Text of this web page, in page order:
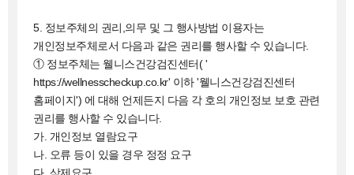
5. 정보주체의 권리,의무 및 그 행사방법 이용자는
개인정보주체로서 다음과 같은 권리를 행사할 수 있습니다.
① 정보주체는 웰니스건강검진센터( '
https://wellnesscheckup.co.kr' 이하 '웰니스건강검진센터
홈페이지') 에 대해 언제든지 다음 각 호의 개인정보 보호 관련
권리를 행사할 수 있습니다.
가. 개인정보 열람요구
나. 오류 등이 있을 경우 정정 요구